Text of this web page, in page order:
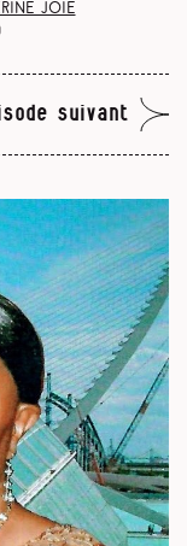
Joie
suivant